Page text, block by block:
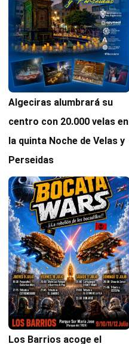
Algeciras alumbrará su
centro con 20.000 velas en
la quinta Noche de Velas y
Perseidas
Los Barrios acoge el